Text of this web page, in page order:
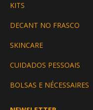
KITS
DECANT NO FRASCO
SKINCARE
CUIDADOS PESSOAIS
BOLSAS E NÉCESSAIRES